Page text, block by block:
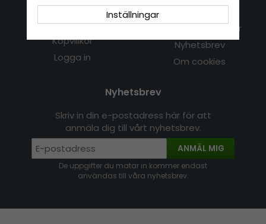
Kontakt
Jag vill göra en retur
Köpvillkor
Logga in
Populära sökningar
Nyhetsbrev
Om cookies
Nyhetsbrev
Skriv in din e-postadress här för att
anmäla dig till vårt nyhetsbrev.
ANMÄL MIG
De uppgifter du matar in kommer endast
användas till våra nyhetsbrev.
Inställningar